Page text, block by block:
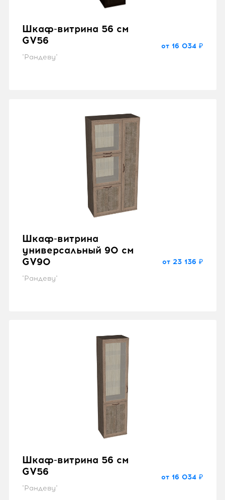
Шкаф-витрина 56 см
GV56
"Рандеву"
от 16 034 ₽
Шкаф-витрина
универсальный 90 см
GV90
"Рандеву"
от 23 136 ₽
Шкаф-витрина 56 см
GV56
"Рандеву"
от 16 034 ₽